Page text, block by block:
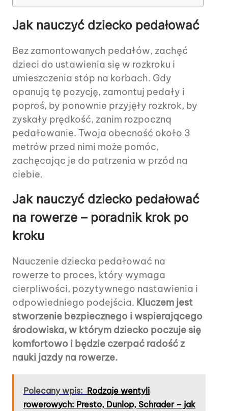
Jak nauczyć dziecko pedałować
Bez zamontowanych pedałów, zachęć
dzieci do ustawienia się w rozkroku i
umieszczenia stóp na korbach. Gdy
opanują tę pozycję, zamontuj pedały i
poproś, by ponownie przyjęły rozkrok, by
zyskały prędkość, zanim rozpoczną
pedałowanie. Twoja obecność około 3
metrów przed nimi może pomóc,
zachęcając je do patrzenia w przód na
ciebie.
Jak nauczyć dziecko pedałować
na rowerze – poradnik krok po
kroku
Nauczenie dziecka pedałować na
rowerze to proces, który wymaga
cierpliwości, pozytywnego nastawienia i
odpowiedniego podejścia. Kluczem jest
stworzenie bezpiecznego i wspierającego
środowiska, w którym dziecko poczuje się
komfortowo i będzie czerpać radość z
nauki jazdy na rowerze.
Polecany wpis: Rodzaje wentyli
rowerowych: Presto, Dunlop, Schrader – jak